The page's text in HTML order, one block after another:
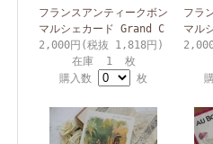
フランスアンティークボン
マルシェカード Grand C
2,000円(税抜 1,818円)
在庫 1 枚
購入数
枚
フラ
マル